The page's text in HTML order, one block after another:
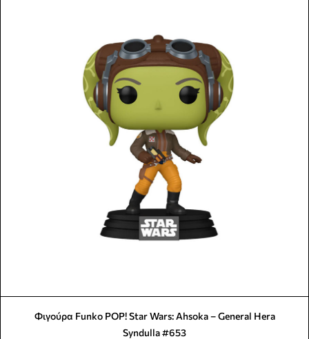
Φιγούρα Funko POP! Star Wars: Ahsoka – General Hera
Syndulla #653